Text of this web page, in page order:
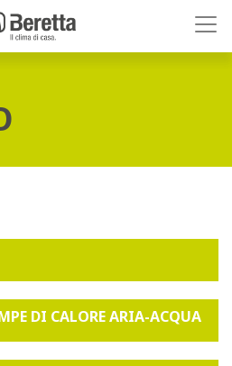
DI CALORE ARIA-ACQUA